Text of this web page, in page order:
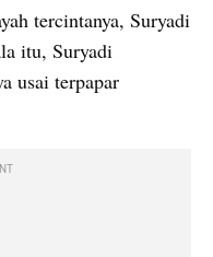
tercintanya, Suryadi
itu, Suryadi
usai terpapar